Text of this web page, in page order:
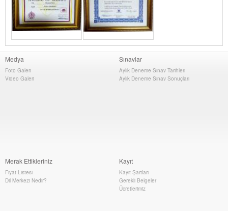
Medya
Foto Galeri
Video Galeri
Sınavlar
Aylık Deneme Sınav Tarihleri
Aylık Deneme Sınav Sonuçları
Merak Ettikleriniz
Fiyat Listesi
Dil Merkezi Nedir?
Kayıt
Kayıt Şartları
Gerekli Belgeler
Ücretlerimiz